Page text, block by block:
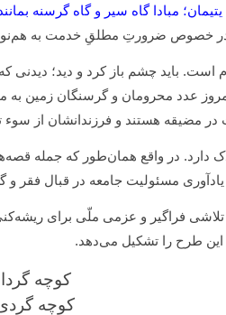
یتیمان؛ مبادا گاه سیر و گاه گرسنه
در خصوص ضرورتِ مطلقِ خدمت به
باید چشم باز کرد و دید؛ دیدنی که
عدد محرومان و گرسنگان زمین به
مضیقه هستند و فرزندانشان از سوء
دارد. در واقع همان‌طور که جمله
یادآوری مسئولیت جامعه در قبال فقر
فراگیر و عزمی ملّی برای
طرح را تشکیل می‌دهد.
کوچه
کوچه